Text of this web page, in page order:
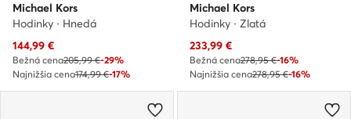
Michael Kors
Hodinky · Hnedá
Aktuálna cena
144,99 €
Bežná cena205,99 €-29%
Najnižšia cena174,99 €-17%
Michael Kors
Hodinky · Zlatá
Aktuálna cena
233,99 €
Bežná cena278,95 €-16%
Najnižšia cena278,95 €-16%